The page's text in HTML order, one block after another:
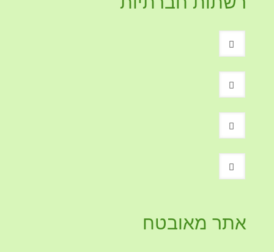
אתר מאובטח